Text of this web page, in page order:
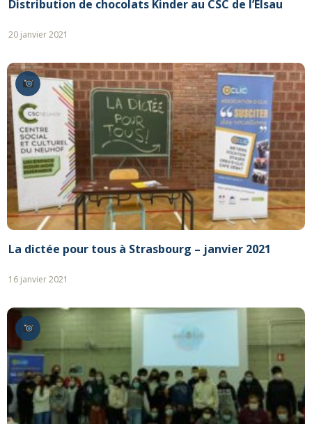
Distribution de chocolats Kinder au CSC de l’Elsau
20 janvier 2021
La dictée pour tous à Strasbourg – janvier 2021
16 janvier 2021